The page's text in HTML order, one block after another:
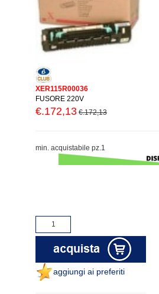
XER115R00036
FUSORE 220V
€.172,13 €.172,13
min. acquistabile pz.1
aggiungi ai preferiti